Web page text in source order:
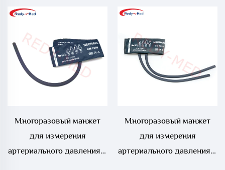
взрослых крупного
(NIBP) у новорожденных
Многоразовый манжет
для измерения
артериального давления у
Многоразовый манжет
для измерения
артериального давления у